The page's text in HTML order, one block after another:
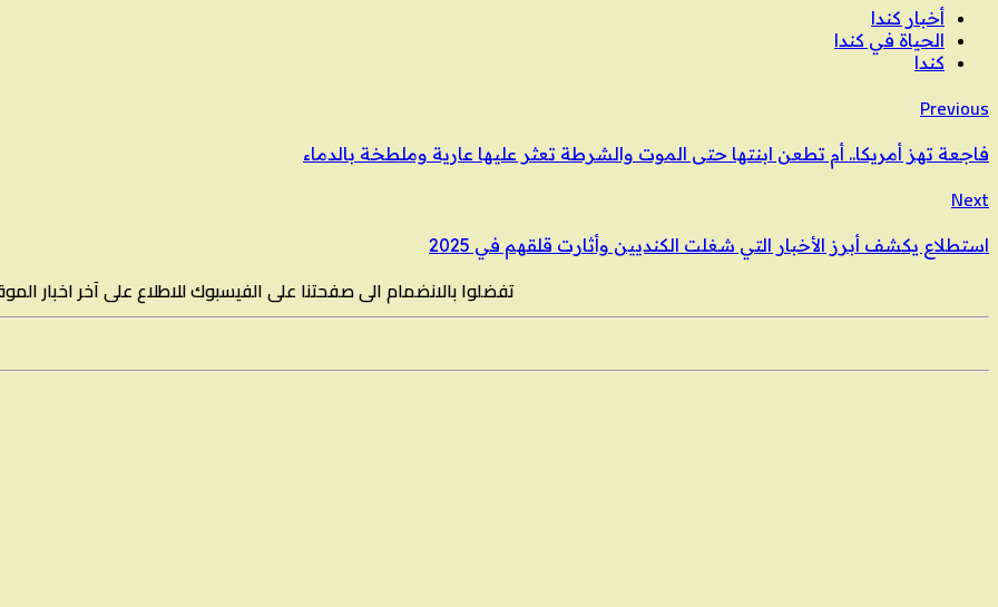
أخبار كندا
الحياة في كندا
كندا
Previous
فاجعة تهز أمريكا.. أم تطعن ابنتها حتى الموت والشرطة تعثر عليها عارية وملطخة بالدماء
Next
استطلاع يكشف أبرز الأخبار التي شغلت الكنديين وأثارت قلقهم في 2025
تفضلوا بالانضمام الى صفحتنا على الفيسبوك للاطلاع على آخر اخبار